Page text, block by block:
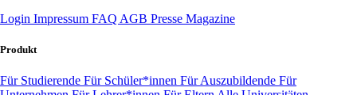
Login Impressum FAQ AGB Presse Magazine
Produkt
Für Studierende Für Schüler*innen Für Auszubildende Für